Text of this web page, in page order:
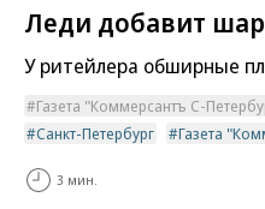
Леди добавит
У ритейлера обширные
Газета "Коммерсантъ С-
Санкт-Петербург
Газета
3 мин.